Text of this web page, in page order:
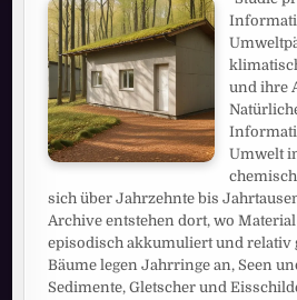
und ihre
Umwelt
sich über Jahrzehnte bis
Archive entstehen dort, wo
episodisch akkumuliert und relativ
Bäume legen Jahrringe an, Seen
Sedimente, Gletscher und